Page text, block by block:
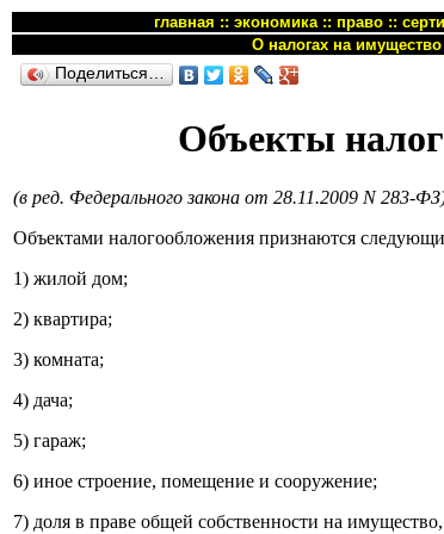
главная :: экономика:: право::
О налогах на
Поделиться…
Объекты
(в ред. Федерального закона от 28.11.2009 N 283-
Объектами налогообложения признаются
1) жилой дом;
2) квартира;
3) комната;
4) дача;
5) гараж;
6) иное строение, помещение и сооружение;
7) доля в праве общей собственности на